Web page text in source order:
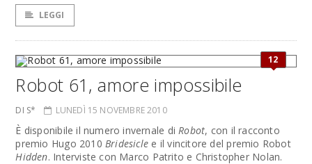
LEGGI
12
Robot 61, amore impossibile
DI S* LUNEDÌ 15 NOVEMBRE 2010
È disponibile il numero invernale diRobot, con il racconto
premio Hugo 2010 Bridesicle e il vincitore del premio Robot
Hidden. Interviste con Marco Patrito e Christopher Nolan.